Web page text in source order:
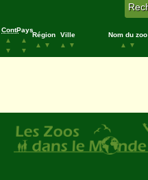
Cont.
▲
▼
Pays
▲
▼
Région
▲
▼
Ville
▲
▼
Nom du zoo
▲
▼